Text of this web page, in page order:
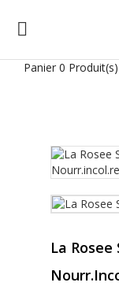

Panier 0 Produit(s)
La